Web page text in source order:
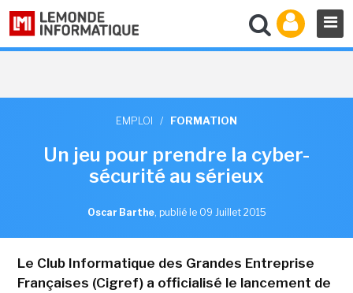
EMPLOI / FORMATION
Un jeu pour prendre la cyber-
sécurité au sérieux
Oscar Barthe, publié le 09 Juillet 2015
Le Club Informatique des Grandes Entreprise
Françaises (Cigref) a officialisé le lancement de